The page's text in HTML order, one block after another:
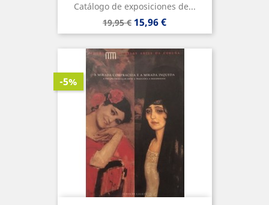
Catálogo de exposiciones de...
Precio
base
19,95 € Precio
15,96 €
-5%